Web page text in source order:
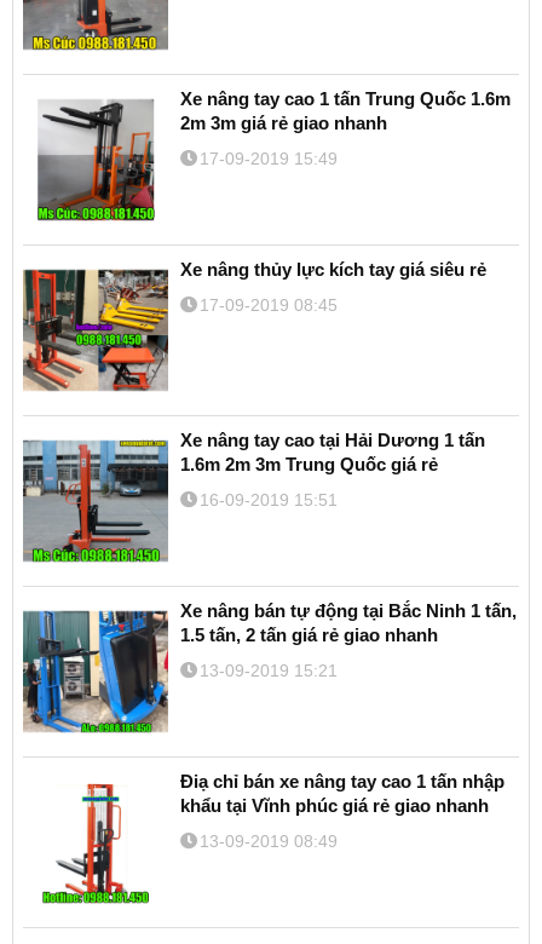
Xe nâng tay cao 1 tấn Trung Quốc 1.6m
2m 3m giá rẻ giao nhanh
17-09-2019 15:49
Xe nâng thủy lực kích tay giá siêu rẻ
17-09-2019 08:45
Xe nâng tay cao tại Hải Dương 1 tấn
1.6m 2m 3m Trung Quốc giá rẻ
16-09-2019 15:51
Xe nâng bán tự động tại Bắc Ninh 1 tấn,
1.5 tấn, 2 tấn giá rẻ giao nhanh
13-09-2019 15:21
Điạ chỉ bán xe nâng tay cao 1 tấn nhập
khẩu tại Vĩnh phúc giá rẻ giao nhanh
13-09-2019 08:49